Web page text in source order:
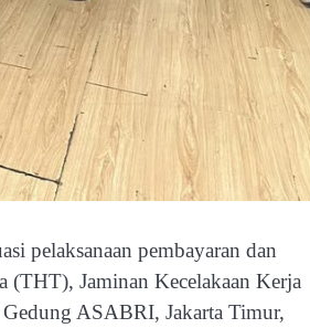
pelaksanaan pembayaran dan
(THT), Jaminan Kecelakaan Kerja
ASABRI, Jakarta Timur,